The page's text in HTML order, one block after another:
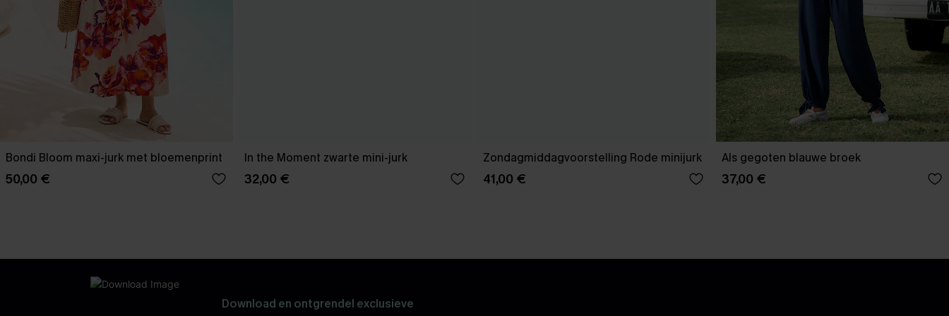
Bondi Bloom maxi-jurk met bloemenprint
50,00 €
In the Moment zwarte mini-jurk
32,00 €
Zondagmiddagvoorstelling Rode minijurk
41,00 €
Als gegoten blauwe broek
37,00 €
Download en ontgrendel exclusieve